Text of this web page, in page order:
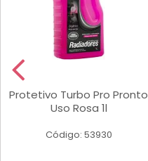
Protetivo Turbo Pro Pronto
Uso Rosa 1l
Código: 53930